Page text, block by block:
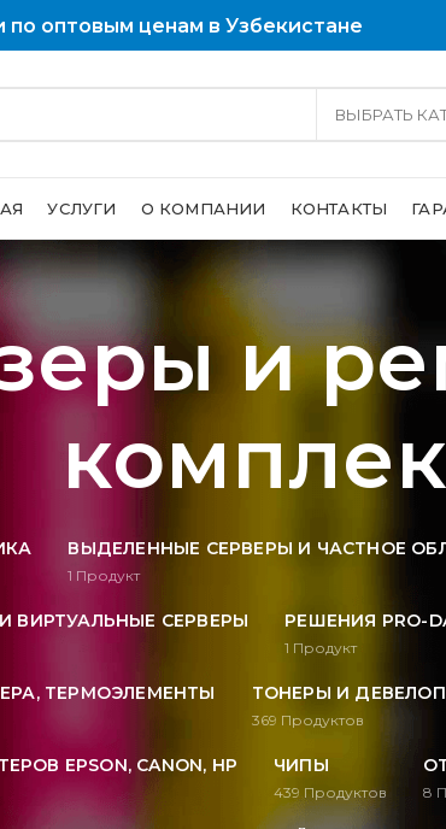
оптовым ценам в Узбекистане
ВЫБРАТЬ
УСЛУГИ О КОМПАНИИ КОНТАКТЫ
и
ВЫДЕЛЕННЫЕ СЕРВЕРЫ И ЧАСТНОЕ
1 Продукт
ВИРТУАЛЬНЫЕ СЕРВЕРЫ РЕШЕНИЯ PRO-
1 Продукт
ТЕРМОЭЛЕМЕНТЫ ТОНЕРЫ И
369 Продуктов
EPSON, CANON, HP ЧИПЫ
439 Продуктов 8